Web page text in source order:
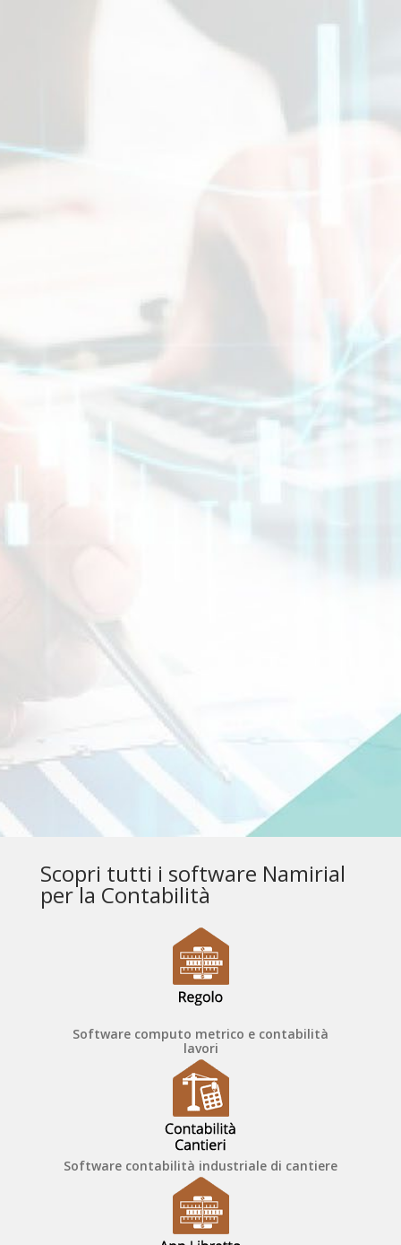
Software Contabilità
Scopri tutti i software Namirial
per la Contabilità
Software computo metrico e contabilità
lavori
Software contabilità industriale di cantiere